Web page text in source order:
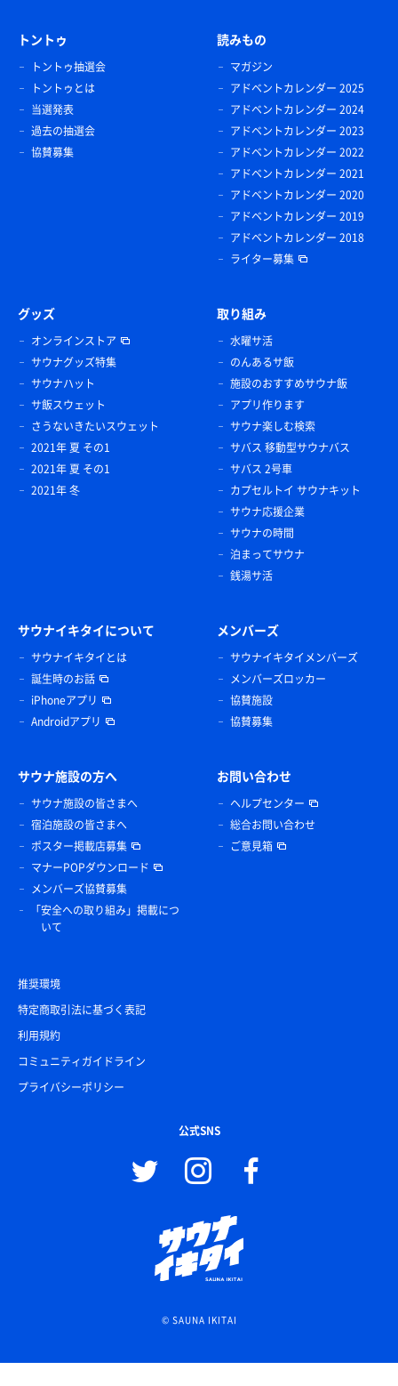
トントゥ
トントゥ抽選会
トントゥとは
当選発表
過去の抽選会
協賛募集
読みもの
マガジン
アドベントカレンダー 2025
アドベントカレンダー 2024
アドベントカレンダー 2023
アドベントカレンダー 2022
アドベントカレンダー 2021
アドベントカレンダー 2020
アドベントカレンダー 2019
アドベントカレンダー 2018
ライター募集
グッズ
オンラインストア
サウナグッズ特集
サウナハット
サ飯スウェット
さうないきたいスウェット
2021年 夏 その1
2021年 夏 その1
2021年 冬
取り組み
水曜サ活
のんあるサ飯
施設のおすすめサウナ飯
アプリ作ります
サウナ楽しむ検索
サバス 移動型サウナバス
サバス 2号車
カプセルトイ サウナキット
サウナ応援企業
サウナの時間
泊まってサウナ
銭湯サ活
サウナイキタイについて
サウナイキタイとは
誕生時のお話
iPhoneアプリ
Androidアプリ
メンバーズ
サウナイキタイメンバーズ
メンバーズロッカー
協賛施設
協賛募集
サウナ施設の方へ
サウナ施設の皆さまへ
宿泊施設の皆さまへ
ポスター掲載店募集
マナーPOPダウンロード
メンバーズ協賛募集
「安全への取り組み」掲載につ
いて
お問い合わせ
ヘルプセンター
総合お問い合わせ
ご意見箱
推奨環境
特定商取引法に基づく表記
利用規約
コミュニティガイドライン
プライバシーポリシー
公式SNS
© SAUNA IKITAI